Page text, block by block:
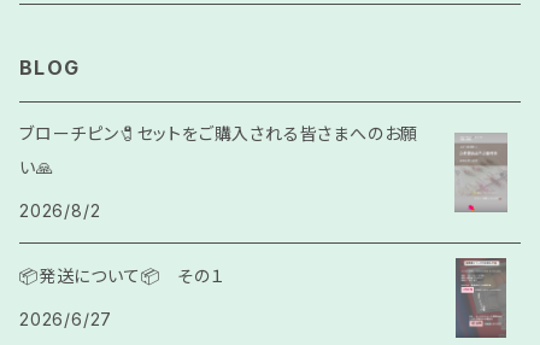
カラッチ
BLOG
ブローチピン🧷セットをご購入される皆さまへのお願
い🙏
2026/8/2
📦発送について📦 その１
2026/6/27